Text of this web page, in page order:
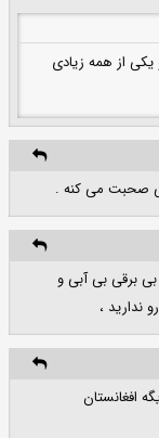
یکی از همه زیادی
صحبت می کنه .
برقی بی آبی و
ندارید ،
افغانستان